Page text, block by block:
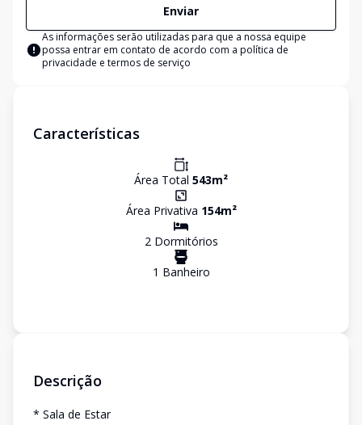
Enviar
As informações serão utilizadas para que a nossa equipe
possa entrar em contato de acordo com a política de
privacidade e termos de serviço
Características
Área Total 543m²
Área Privativa 154m²
2Dormitórios
1 Banheiro
Descrição
* Sala de Estar